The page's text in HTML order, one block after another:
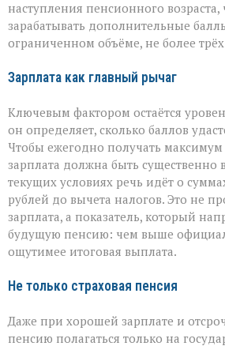
наступления пенсионного
зарабатывать дополнительные
ограниченном объёме, не более
Зарплата как главный рычаг
Ключевым фактором остаётся
он определяет, сколько баллов
Чтобы ежегодно получать
зарплата должна быть существенно
текущих условиях речь идёт о
рублей до вычета налогов. Это не
зарплата, а показатель, который
будущую пенсию: чем выше
ощутимее итоговая выплата.
Не только страховая пенсия
Даже при хорошей зарплате и
пенсию полагаться только на